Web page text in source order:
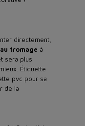
directement,
fromage à
sera plus
Étiquette
pvc pour sa
de la